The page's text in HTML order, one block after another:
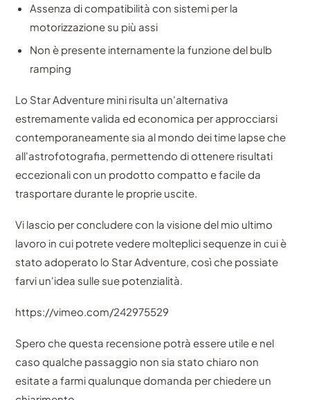
Assenza di compatibilità con sistemi per la
motorizzazione su più assi
Non è presente internamente la funzione del bulb
ramping
Lo Star Adventure mini risulta un'alternativa
estremamente valida ed economica per approcciarsi
contemporaneamente sia al mondo dei time lapse che
all'astrofotografia, permettendo di ottenere risultati
eccezionali con un prodotto compatto e facile da
trasportare durante le proprie uscite.
Vi lascio per concludere con la visione del mio ultimo
lavoro in cui potrete vedere molteplici sequenze in cui è
stato adoperato lo Star Adventure, così che possiate
farvi un'idea sulle sue potenzialità.
https://vimeo.com/242975529
Spero che questa recensione potrà essere utile e nel
caso qualche passaggio non sia stato chiaro non
esitate a farmi qualunque domanda per chiedere un